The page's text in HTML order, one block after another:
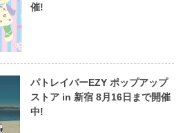
催!
パトレイバーEZY ポップアップ
ストア in 新宿 8月16日まで開催
中!